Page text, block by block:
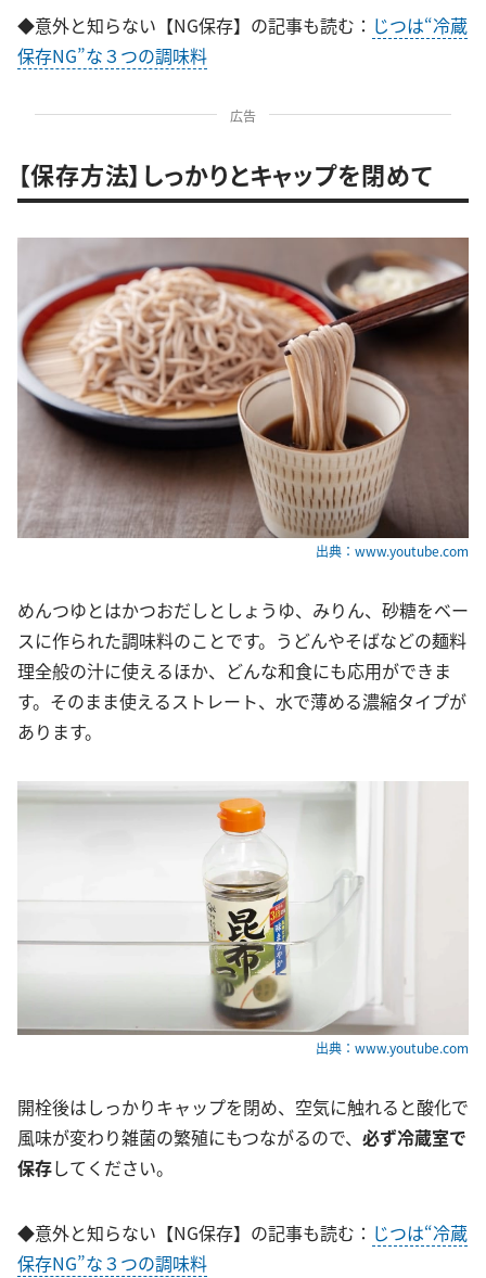
◆意外と知らない【NG保存】の記事も読む： じつは“冷蔵
保存NG”な３つの調味料
広告
【保存方法】しっかりとキャップを閉めて
出典：www.youtube.com
めんつゆとはかつおだしとしょうゆ、みりん、砂糖をベー
スに作られた調味料のことです。うどんやそばなどの麺料
理全般の汁に使えるほか、どんな和食にも応用ができま
す。そのまま使えるストレート、水で薄める濃縮タイプが
あります。
出典：www.youtube.com
開栓後はしっかりキャップを閉め、空気に触れると酸化で
風味が変わり雑菌の繁殖にもつながるので、 必ず冷蔵室で
保存してください。
◆意外と知らない【NG保存】の記事も読む： じつは“冷蔵
保存NG”な３つの調味料